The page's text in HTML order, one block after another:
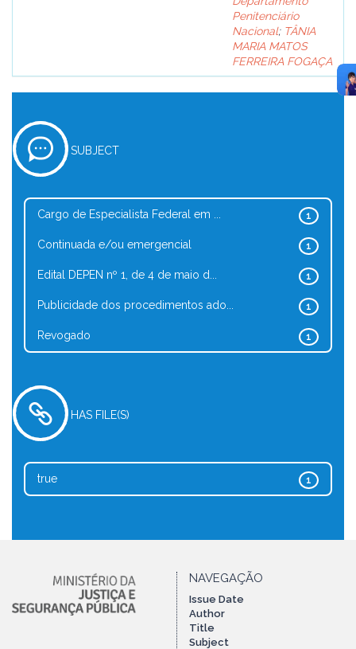
Penitenciário
Nacional; TÂNIA
MARIA MATOS
FERREIRA FOGAÇA
SUBJECT
1
Cargo de Especialista Federal em ...
1
Continuada e/ou emergencial
1
Edital DEPEN nº 1, de 4 de maio d...
1
Publicidade dos procedimentos ado...
1
Revogado
HAS FILE(S)
1
true
NAVEGAÇÃO
Issue Date
Author
Title
Subject